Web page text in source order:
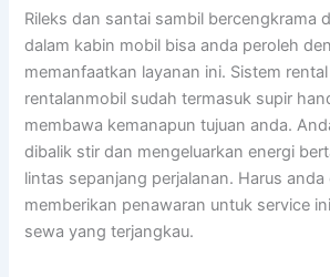
Rileks dan santai sambil bercengkrama
dalam kabin mobil bisa anda peroleh
memanfaatkan layanan ini. Sistem
rentalanmobil sudah termasuk supir
membawa kemanapun tujuan anda.
dibalik stir dan mengeluarkan energi
lintas sepanjang perjalanan. Harus
memberikan penawaran untuk service
sewa yang terjangkau.